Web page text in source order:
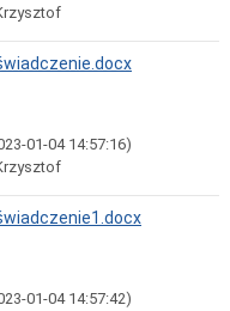
01-04 14:57:16)
01-04 14:57:42)